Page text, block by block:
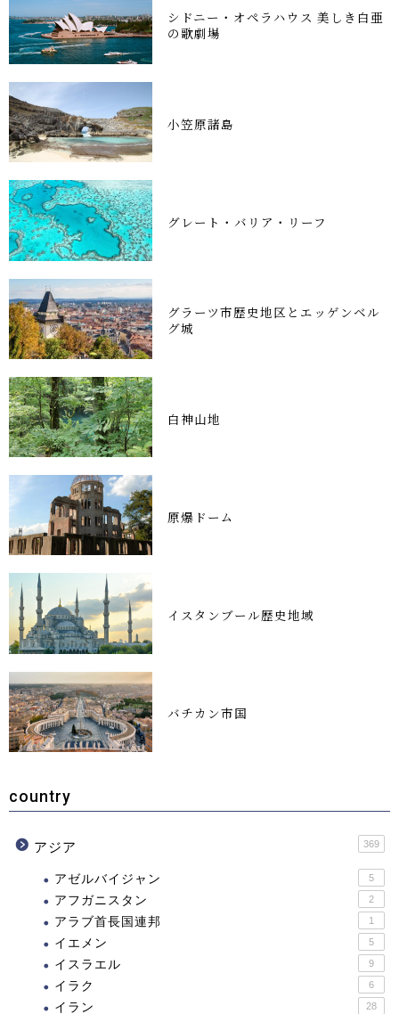
シドニー・オペラハウス 美しき白亜
の歌劇場
小笠原諸島
グレート・バリア・リーフ
グラーツ市歴史地区とエッゲンベル
グ城
白神山地
原爆ドーム
イスタンブール歴史地域
バチカン市国
country
アジア 369
アゼルバイジャン 5
アフガニスタン 2
アラブ首長国連邦 1
イエメン 5
イスラエル 9
イラク 6
イラン 28